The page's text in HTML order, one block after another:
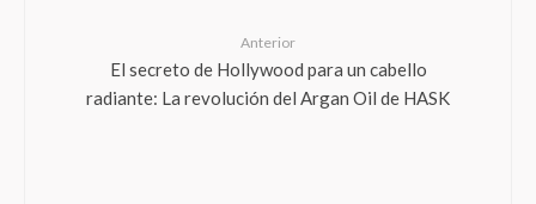
Anterior
El secreto de Hollywood para un cabello
radiante: La revolución del Argan Oil de HASK